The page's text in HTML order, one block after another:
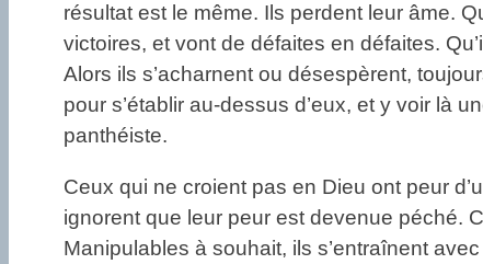
résultat est le même. Ils perdent leur âme.
victoires, et vont de défaites en défaites.
Alors ils s’acharnent ou désespèrent,
pour s’établir au-dessus d’eux, et y voir là
panthéiste.
Ceux qui ne croient pas en Dieu ont peur
ignorent que leur peur est devenue péché.
Manipulables à souhait, ils s’entraînent